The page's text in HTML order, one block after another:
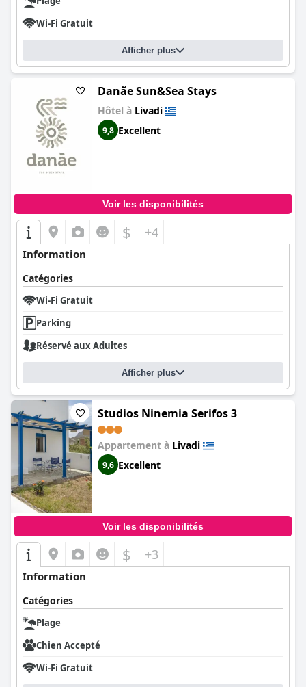
Wi-Fi Gratuit
Afficher plus
Danа̃e Sun&Sea Stays
Hôtel à Livadi
9,8 Excellent
Voir les disponibilités
$ +4
Information
Catégories
Wi-Fi Gratuit
Parking
Réservé aux Adultes
Afficher plus
Studios Ninemia Serifos 3
Appartement à Livadi
9,6 Excellent
Voir les disponibilités
$ +3
Information
Catégories
Plage
Chien Accepté
Wi-Fi Gratuit